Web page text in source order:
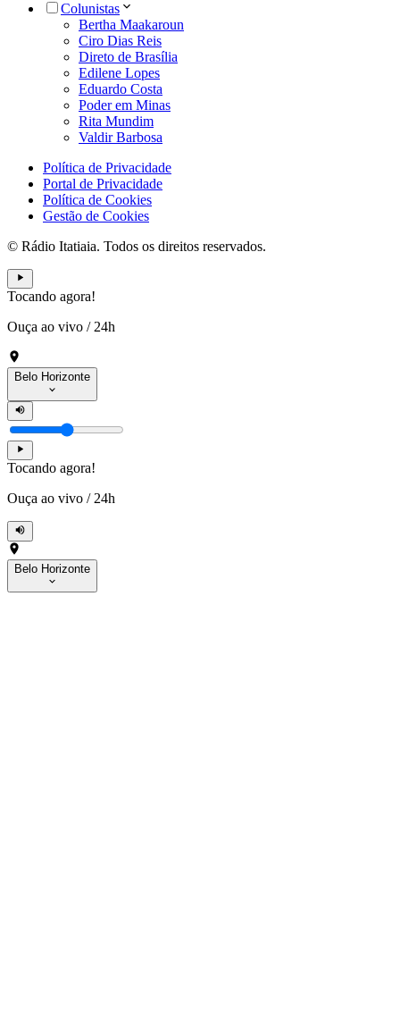
Colunistas
Bertha Maakaroun
Ciro Dias Reis
Direto de Brasília
Edilene Lopes
Eduardo Costa
Poder em Minas
Rita Mundim
Valdir Barbosa
Política de Privacidade
Portal de Privacidade
Política de Cookies
Gestão de Cookies
© Rádio Itatiaia. Todos os direitos reservados.
Tocando agora!
Ouça ao vivo / 24h
Belo Horizonte
Tocando agora!
Ouça ao vivo / 24h
Belo Horizonte